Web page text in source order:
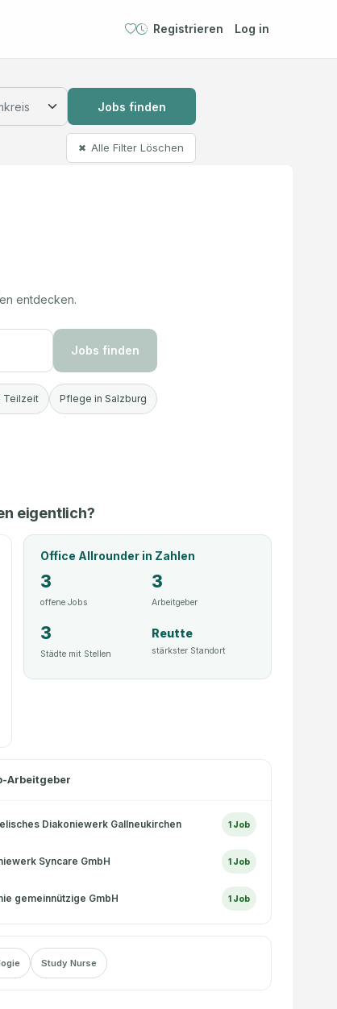
Registrieren Log in
Jobs finden
✖ Alle Filter Löschen
entdecken.
Jobs finden
Teilzeit Pflege in Salzburg
eigentlich?
Office Allrounderin Zahlen
3
offene Jobs
3
Arbeitgeber
3
Städte mit Stellen
Reutte
stärkster Standort
Arbeitgeber
Diakoniewerk Gallneukirchen 1 Job
Syncare GmbH 1 Job
gemeinnützige GmbH 1 Job
Study Nurse